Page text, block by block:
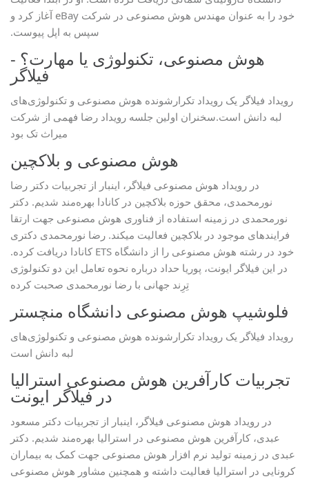
خود را به عنوان مهندس هوش مصنوعی در شرکت eBay آغاز کرد و
سپس به اپل پیوست.
هوش مصنوعی، تکنولوژی یا مهارت؟ -
فیلاگر
رویداد فیلاگر یک رویداد تکرارشونده هوش مصنوعی و تکنولوژی‌های
لبه دانش است.سخنران اولین جلسه رویداد رضا فهمی از شرکت
میراث تک بود
هوش مصنوعی و بلاکچین
در رویداد هوش مصنوعی فیلاگر، اینبار از تجربیات دکتر رضا
نورمحمدی، محقق حوزه بلاکچین در کانادا بهره‌مند شدیم. دکتر
نورمحمدی در زمینه استفاده از فناوری هوش مصنوعی جهت ارتقا
فرایندهای موجود در بلاکچین فعالیت میکند. رضا نورمحمدی دکتری
خود در رشته هوش مصنوعی را از دانشگاه ETS کانادا دریافت کرده.
در این فیلاگر ایونت، پوریا حداد درباره نحوه تعامل این دو تکنولوژی
تِرِند جهانی با رضا نورمحمدی صحبت کرده
فلوشیپ هوش مصنوعی دانشگاه منچستر
رویداد فیلاگر یک رویداد تکرارشونده هوش مصنوعی و تکنولوژی‌های
لبه دانش است
تجربیات کارآفرین هوش مصنوعی استرالیا
در فیلاگر ایونت
در رویداد هوش مصنوعی فیلاگر، اینبار از تجربیات دکتر مسعود
عبدی، کارآفرین هوش مصنوعی در استرالیا بهره‌مند شدیم. دکتر
عبدی در زمینه تولید نرم افزار هوش مصنوعی جهت کمک به بیماران
کرونایی در استرالیا فعالیت‌ داشته و همچنین مشاور هوش مصنوعی